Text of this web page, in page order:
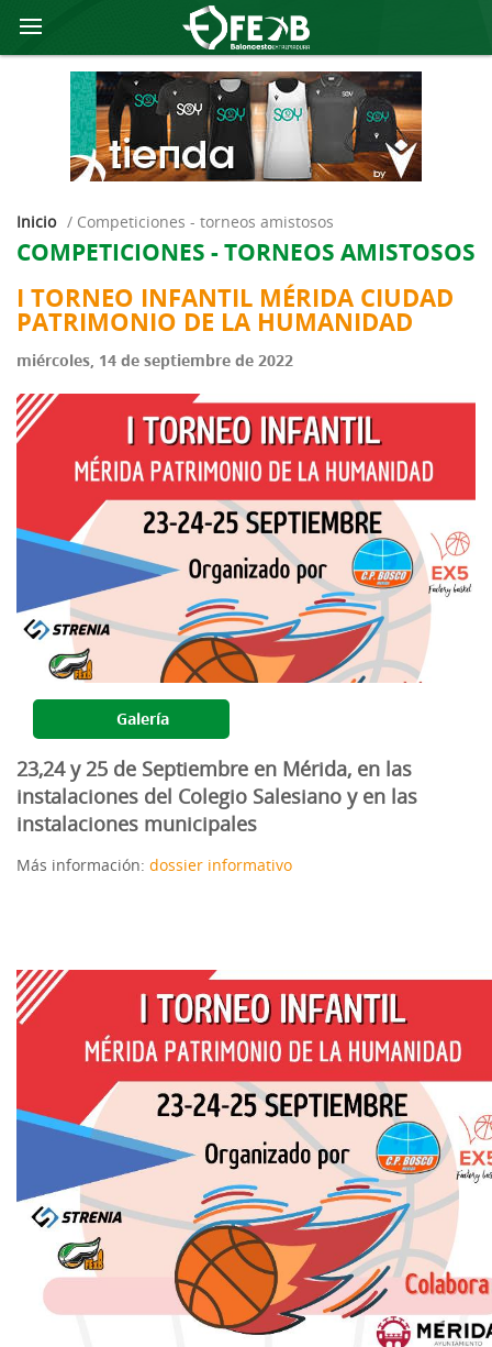
Inicio / competiciones - torneos amistosos
COMPETICIONES - TORNEOS AMISTOSOS
I TORNEO INFANTIL MÉRIDA CIUDAD
PATRIMONIO DE LA HUMANIDAD
miércoles, 14 de septiembre de 2022
Galería
23,24 y 25 de Septiembre en Mérida, en las
instalaciones del Colegio Salesiano y en las
instalaciones municipales
Más información: dossier informativo